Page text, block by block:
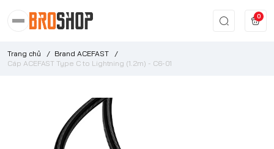
0
Trang chủ / Brand ACEFAST
/
Cáp ACEFAST Type C to Lightning (1.2m) - C6-01